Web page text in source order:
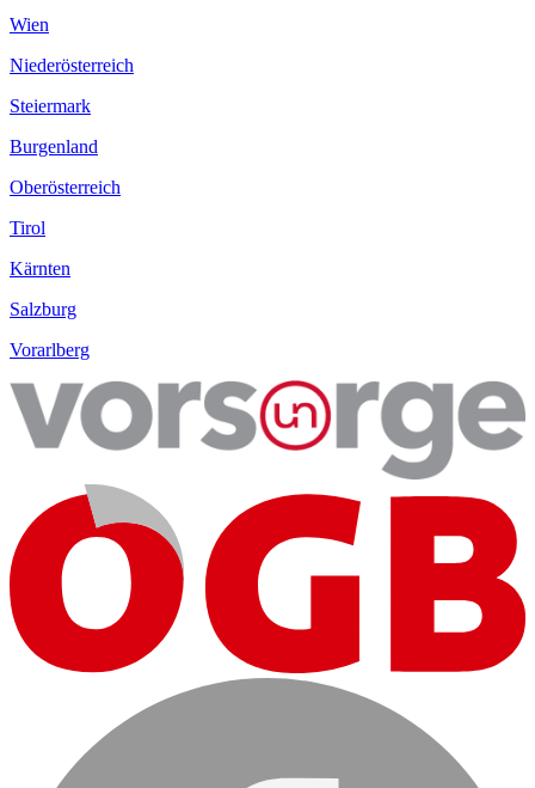
Wien
Niederösterreich
Steiermark
Burgenland
Oberösterreich
Tirol
Kärnten
Salzburg
Vorarlberg